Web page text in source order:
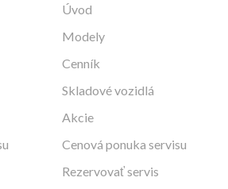
Úvod
Modely
Cenník
Skladové vozidlá
Akcie
Cenová ponuka servisu
Rezervovať servis